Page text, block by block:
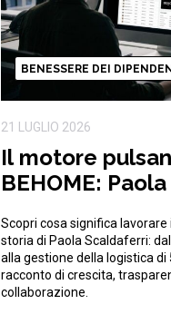
21 LUGLIO 2026
Il motore
BEHOME:
logistica
Scopri cosa significa lavorare
storia di Paola Scaldaferri:
alla gestione della logistica di
racconto di crescita,
collaborazione.